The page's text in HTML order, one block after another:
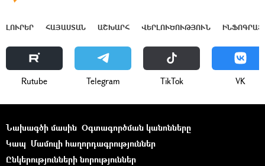
ԼՈՒՐԵՐ ՀԱՅԱՍՏԱՆ ԱՇԽԱՐՀ ՎԵՐԼՈՒԾՈՒԹՅՈՒՆ
Rutube Telegram ТikТоk VK
Նախագծի մասին Օգտագործման կանոնները
Կապ Մամուլի հաղորդագրություններ
Ընկերությունների նորություններ